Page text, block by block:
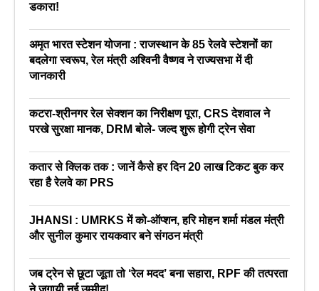
डकारा!
अमृत भारत स्टेशन योजना : राजस्थान के 85 रेलवे स्टेशनों का
बदलेगा स्वरूप, रेल मंत्री अश्विनी वैष्णव ने राज्यसभा में दी
जानकारी
कटरा-श्रीनगर रेल सेक्शन का निरीक्षण पूरा, CRS देशवाल ने
परखे सुरक्षा मानक, DRM बोले- जल्द शुरू होगी ट्रेन सेवा
कतार से क्लिक तक : जानें कैसे हर दिन 20 लाख टिकट बुक कर
रहा है रेलवे का PRS
JHANSI : UMRKS में को-ऑप्शन, हरि मोहन शर्मा मंडल मंत्री
और सुनील कुमार रायकवार बने संगठन मंत्री
जब ट्रेन से छूटा जूता तो ‘रेल मदद’ बना सहारा, RPF की तत्परता